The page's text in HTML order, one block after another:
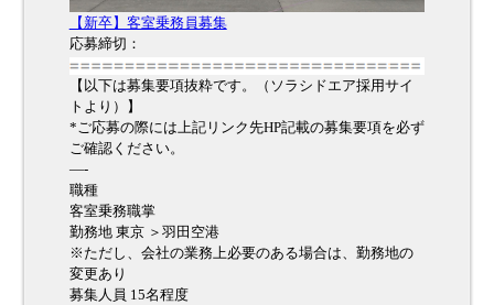
【新卒】客室乗務員募集
応募締切：
【以下は募集要項抜粋です。（ソラシドエア採用サイ
トより）】
*ご応募の際には上記リンク先HP記載の募集要項を必ず
ご確認ください。
—-
職種
客室乗務職掌
勤務地 東京 ＞羽田空港
※ただし、会社の業務上必要のある場合は、勤務地の
変更あり
募集人員 15名程度